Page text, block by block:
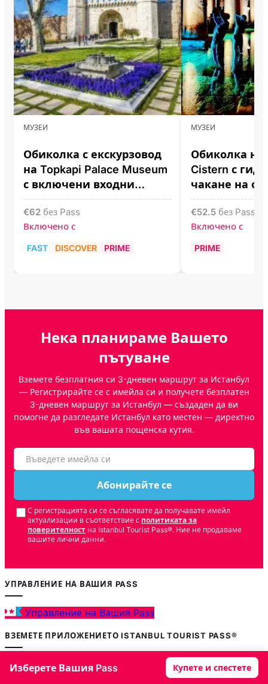
МУЗЕИ
Обиколка с екскурзовод
на Topkapi Palace Museum
с включени входни
билети
€62 без Pass
Включено с
FAST DISCOVER PRIME
МУЗЕИ
Обиколка на
Cistern с гид
чакане на
билети
€52.5 без Pass
Включено с
PRIME
Нека планираме Вашето
пътуване
Вземете безплатния си 3-дневен маршрут за Истанбул
— Регистрирайте се с имейла си и получете безплатен
3-дневен маршрут за Истанбул — създаден да ви
помогне да разгледате Истанбул като местен — директно
във вашата пощенска кутия.
Абонирайте се
С регистрацията си се съгласявате да получавате имейл
актуализации в съответствие с политиката за
поверителност на Istanbul Tourist Pass®. Ние не продаваме
вашите лични данни.
УПРАВЛЕНИЕ НА ВАШИЯ PASS
Управление на Вашия Pass
ВЗЕМЕТЕ ПРИЛОЖЕНИЕТО ISTANBUL TOURIST PASS®
Изберете Вашия Pass Купете и спестете